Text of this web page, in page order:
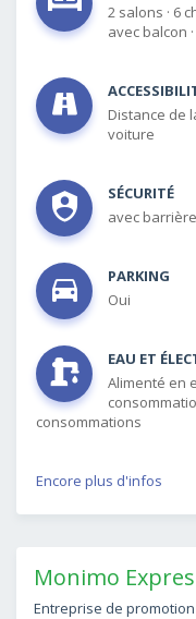
2 salons · 6
avec balcon ·
Distance de
voiture
SÉCURITÉ
avec barrière
PARKING
Oui
EAU ET
Alimenté en
consommations
Encore plus d'infos
Monimo
Entreprise de